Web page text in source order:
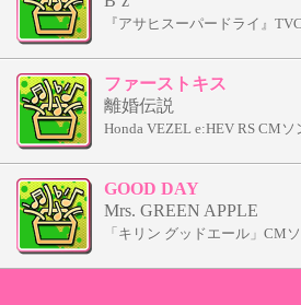
『アサヒスーパードライ』
ファーストキス
離婚伝説
Honda VEZEL e:HEV RS CMソ
GOOD DAY
Mrs. GREEN APPLE
「キリン グッドエール」CM